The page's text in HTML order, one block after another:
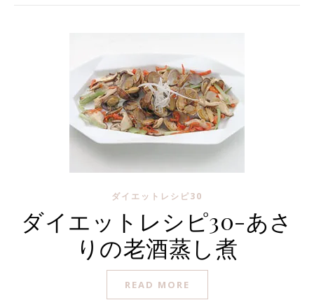
ダイエットレシピ30
ダイエットレシピ30-あさ
りの老酒蒸し煮
READ MORE